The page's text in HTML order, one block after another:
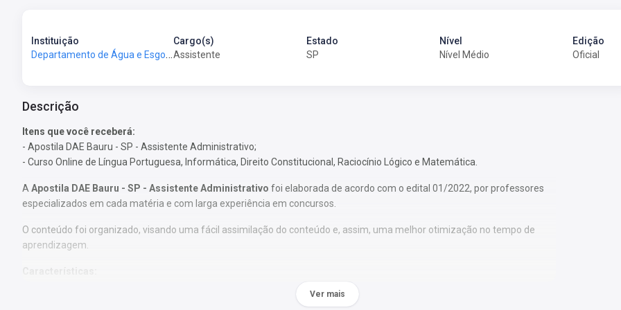
Instituição
Departamento de Água e Esgoto de Bauru - DAE Bauru-SP
Cargo(s)
Assistente
Estado
SP
Nível
Nível Médio
Edição
Oficial
Descrição
Itens que você receberá:
- Apostila DAE Bauru - SP - Assistente Administrativo;
- Curso Online de Língua Portuguesa, Informática, Direito Constitucional, Raciocínio Lógico e Matemática.
A Apostila DAE Bauru - SP - Assistente Administrativo foi elaborada de acordo com o edital 01/2022, por professores
especializados em cada matéria e com larga experiência em concursos.
O conteúdo foi organizado, visando uma fácil assimilação do conteúdo e, assim, uma melhor otimização no tempo de
aprendizagem.
Ver mais